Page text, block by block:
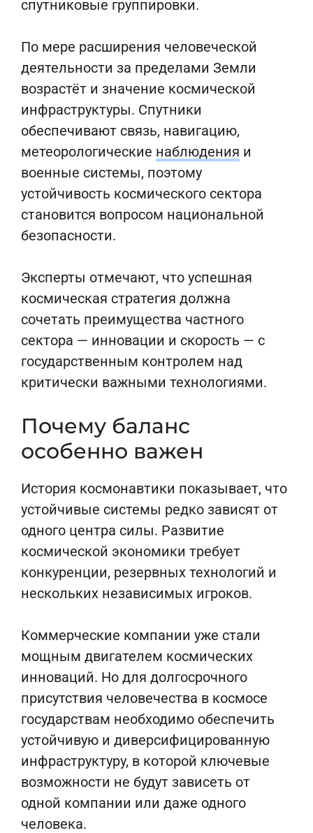
спутниковые группировки.
По мере расширения человеческой
деятельности за пределами Земли
возрастёт и значение космической
инфраструктуры. Спутники
обеспечивают связь, навигацию,
метеорологические наблюдения и
военные системы, поэтому
устойчивость космического сектора
становится вопросом национальной
безопасности.
Эксперты отмечают, что успешная
космическая стратегия должна
сочетать преимущества частного
сектора — инновации и скорость — с
государственным контролем над
критически важными технологиями.
Почему баланс
особенно важен
История космонавтики показывает, что
устойчивые системы редко зависят от
одного центра силы. Развитие
космической экономики требует
конкуренции, резервных технологий и
нескольких независимых игроков.
Коммерческие компании уже стали
мощным двигателем космических
инноваций. Но для долгосрочного
присутствия человечества в космосе
государствам необходимо обеспечить
устойчивую и диверсифицированную
инфраструктуру, в которой ключевые
возможности не будут зависеть от
одной компании или даже одного
человека.